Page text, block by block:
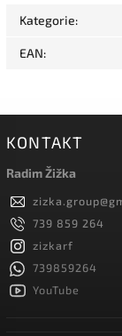
Kategorie:
EAN:
KONTAKT
Radim Žižka
zizka.group@
739 859 264
zizkarf
739859264
YouTube